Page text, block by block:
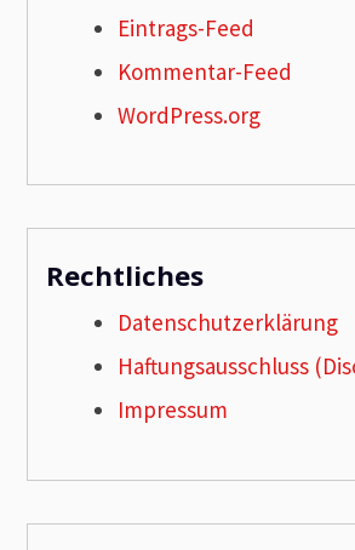
Eintrags-Feed
Kommentar-Feed
WordPress.org
Rechtliches
Datenschutzerklärung
Haftungsausschluss
Impressum